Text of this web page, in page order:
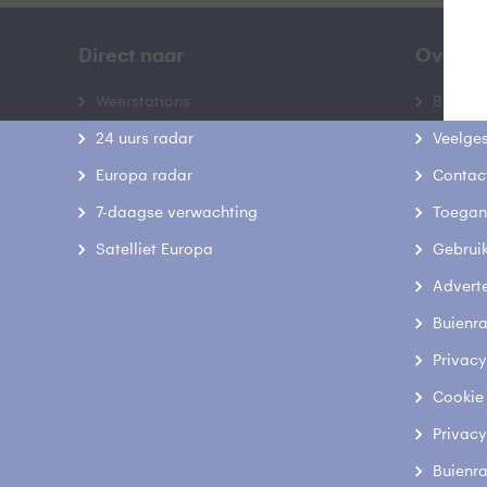
Direct naar
Weerstations
24 uurs radar
Europa radar
7-daagse verwachting
Satelliet Europa
Over